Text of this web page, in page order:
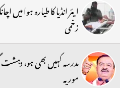
زخمی
مدرسہ کہیں بھی ہو، دہشت
موریہ